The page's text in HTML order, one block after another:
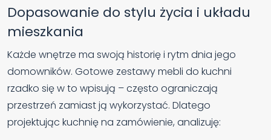
Dopasowanie do stylu życia i układu
mieszkania
Każde wnętrze ma swoją historię i rytm dnia jego
domowników. Gotowe zestawy mebli do kuchni
rzadko się w to wpisują – często ograniczają
przestrzeń zamiast ją wykorzystać. Dlatego
projektując kuchnię na zamówienie, analizuję: